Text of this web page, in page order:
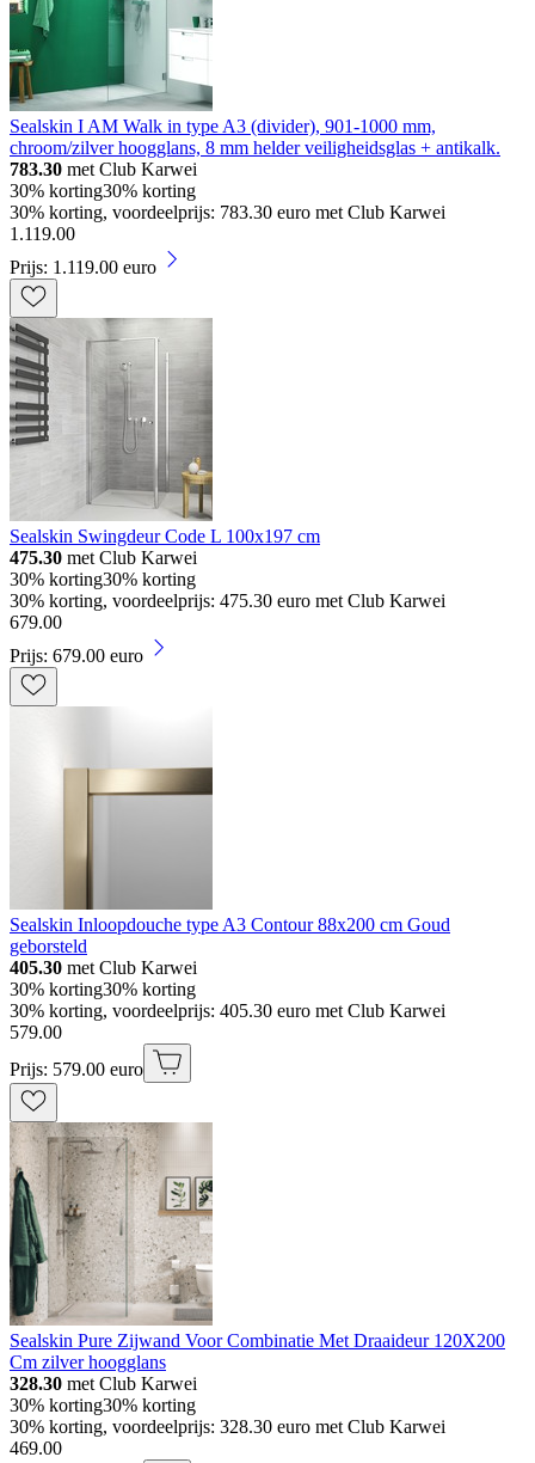
Sealskin I AM Walk in type A3 (divider), 901-1000 mm,
chroom/zilver hoogglans, 8 mm helder veiligheidsglas + antikalk.
783.30 met Club Karwei
30% korting30% korting
30% korting, voordeelprijs: 783.30 euro met Club Karwei
1 .119.00
Prijs: 1.119.00 euro
Sealskin Swingdeur Code L 100x197 cm
475.30 met Club Karwei
30% korting30% korting
30% korting, voordeelprijs: 475.30 euro met Club Karwei
679.00
Prijs: 679.00 euro
Sealskin Inloopdouche type A3 Contour 88x200 cm Goud
geborsteld
405.30 met Club Karwei
30% korting30% korting
30% korting, voordeelprijs: 405.30 euro met Club Karwei
579.00
Prijs: 579.00 euro
Sealskin Pure Zijwand Voor Combinatie Met Draaideur 120X200
Cm zilver hoogglans
328.30 met Club Karwei
30% korting30% korting
30% korting, voordeelprijs: 328.30 euro met Club Karwei
469.00